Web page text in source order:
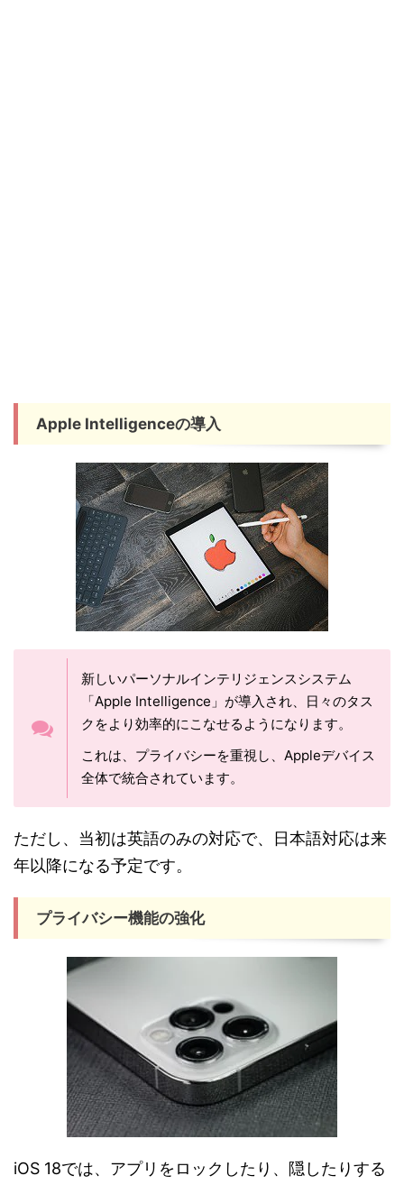
Apple Intelligenceの導入
新しいパーソナルインテリジェンスシステム
「Apple Intelligence」が導入され、日々のタス
クをより効率的にこなせるようになります。
これは、プライバシーを重視し、Appleデバイス
全体で統合されています。
ただし、当初は英語のみの対応で、日本語対応は来
年以降になる予定です。
プライバシー機能の強化
iOS 18では、アプリをロックしたり、隠したりする